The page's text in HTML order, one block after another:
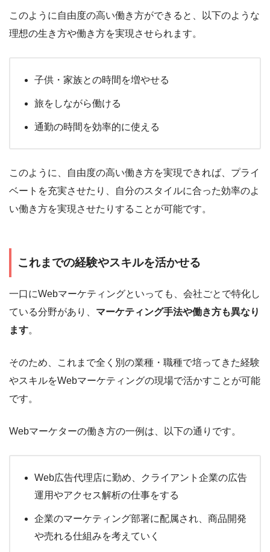
このように自由度の高い働き方ができると、以下のような
理想の生き方や働き方を実現させられます。
子供・家族との時間を増やせる
旅をしながら働ける
通勤の時間を効率的に使える
このように、自由度の高い働き方を実現できれば、プライ
ベートを充実させたり、自分のスタイルに合った効率のよ
い働き方を実現させたりすることが可能です。
これまでの経験やスキルを活かせる
一口にWebマーケティングといっても、会社ごとで特化し
ている分野があり、 マーケティング手法や働き方も異なり
ます。
そのため、これまで全く別の業種・職種で培ってきた経験
やスキルをWebマーケティングの現場で活かすことが可能
です。
Webマーケターの働き方の一例は、以下の通りです。
Web広告代理店に勤め、クライアント企業の広告
運用やアクセス解析の仕事をする
企業のマーケティング部署に配属され、商品開発
や売れる仕組みを考えていく